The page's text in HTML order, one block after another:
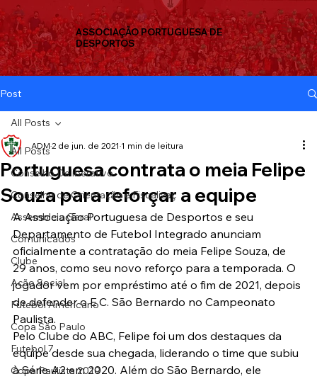
ASSOCIAÇÃO PORTUGUESA DE
DESPORTOS
Post
All Posts
Conselho Deliberativo
Conselho de Orientação e Fiscalizaç
Assembleia Geral
Comunicados
Clube
Ação Social
Futebol Americano
Copa São Paulo
Futebol 7
Copa Paulista 2019
All Posts
Portuguesa contrata o meia Felipe
Souza para reforçar a equipe
ADM 2 de jun. de 2021 1 min de leitura
A Associação Portuguesa de Desportos e seu
Departamento de Futebol Integrado anunciam
oficialmente a contratação do meia Felipe Souza, de
29 anos, como seu novo reforço para a temporada. O
jogador vem por empréstimo até o fim de 2021, depois
de defender o E.C. São Bernardo no Campeonato
Paulista.
Pelo Clube do ABC, Felipe foi um dos destaques da
equipe desde sua chegada, liderando o time que subiu
à Série A2 em 2020. Além do São Bernardo, ele